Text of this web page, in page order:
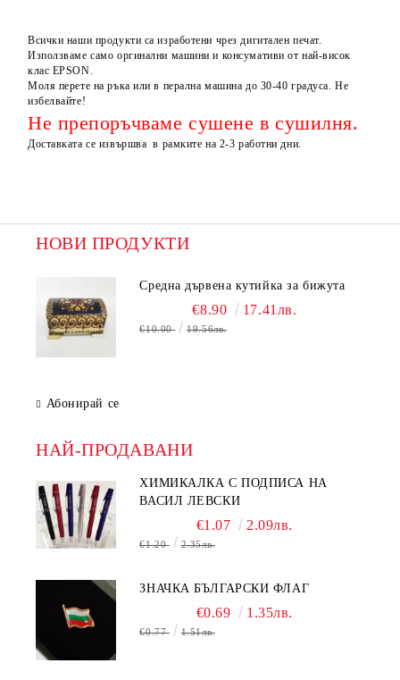
Всички наши продукти са изработени чрез дигитален печат.
Използваме само оргинални машини и консумативи от най-висок
клас EPSON.
Моля перете на ръка или в перална машина до 30-40 градуса. Не
избелвайте!
Не препоръчваме сушене в сушилня.
Доставката се извършва в рамките на 2-3 работни дни.
НОВИ ПРОДУКТИ
Средна дървена кутийка за бижута
€8.90 17.41лв.
€10.00 19.56лв.
Абонирай се
НАЙ-ПРОДАВАНИ
ХИМИКАЛКА С ПОДПИСА НА
ВАСИЛ ЛЕВСКИ
€1.07 2.09лв.
€1.20 2.35лв.
ЗНАЧКА БЪЛГАРСКИ ФЛАГ
€0.69 1.35лв.
€0.77 1.51лв.